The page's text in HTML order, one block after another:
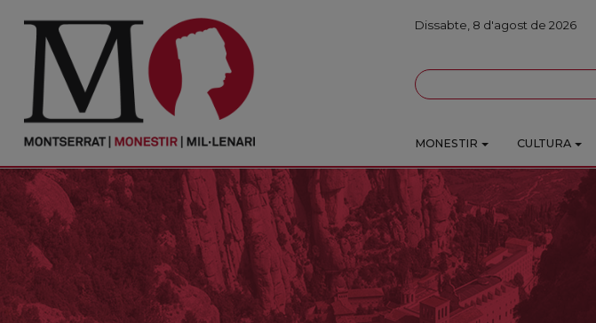
PORTADA
Monestir
Cultura
Actualitat
Fundació
Visita'ns
Dissabte, 8 d'agost de 2026
MONESTIR CULTURA